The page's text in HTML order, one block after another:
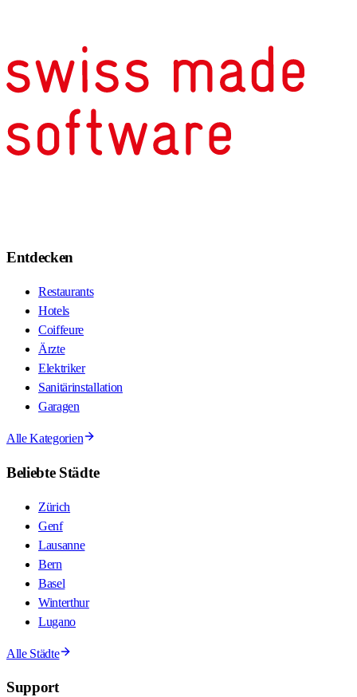
Entdecken
Restaurants
Hotels
Coiffeure
Ärzte
Elektriker
Sanitärinstallation
Garagen
Alle Kategorien
Beliebte Städte
Zürich
Genf
Lausanne
Bern
Basel
Winterthur
Lugano
Alle Städte
Support